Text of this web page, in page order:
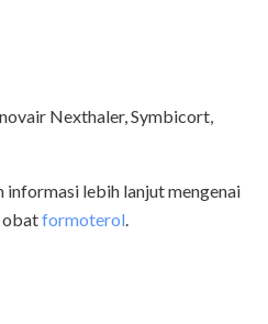
Nexthaler, Symbicort,
informasi lebih lanjut mengenai
obatformoterol.